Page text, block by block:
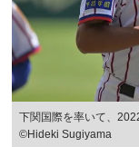
下関国際を率いて、
©Hideki Sugiyama